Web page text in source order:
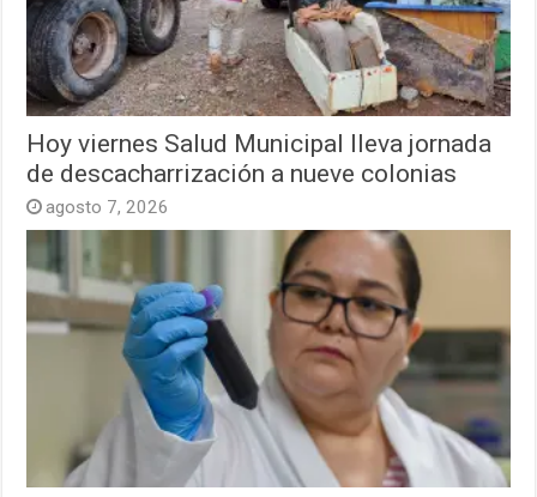
Hoy viernes Salud Municipal lleva jornada
de descacharrización a nueve colonias
agosto 7, 2026